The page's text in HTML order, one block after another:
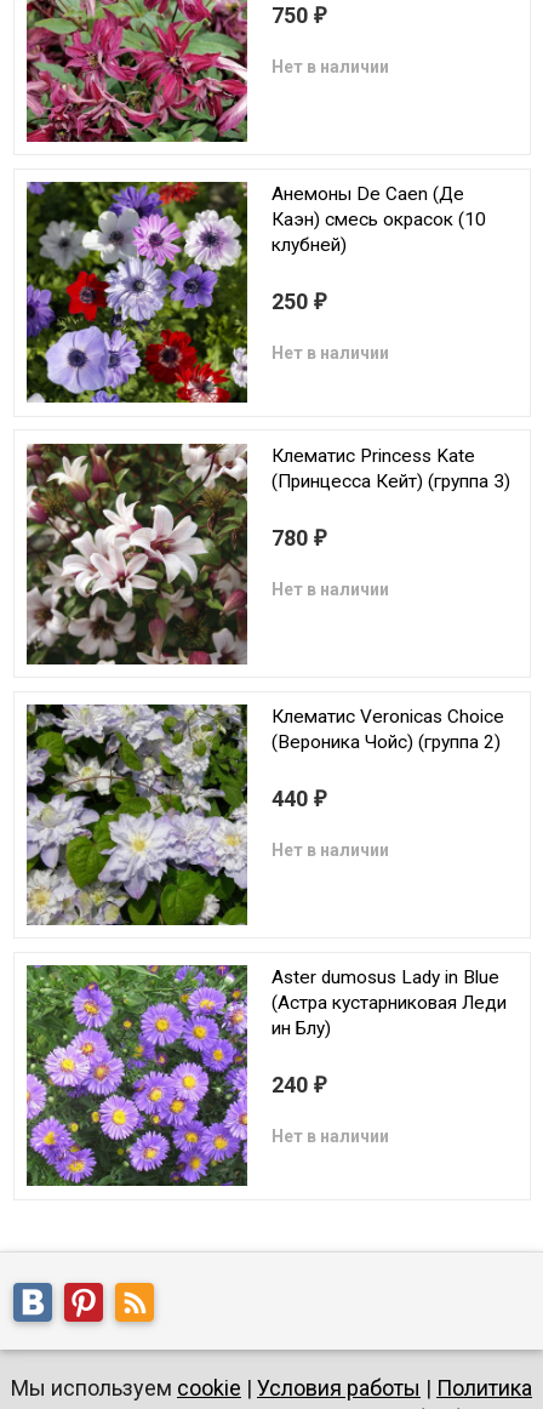
750 ₽
Нет в наличии
Анемоны De Caen (Де
Каэн) смесь окрасок (10
клубней)
250 ₽
Нет в наличии
Клематис Princess Kate
(Принцесса Кейт) (группа 3)
780 ₽
Нет в наличии
Клематис Veronicas Choice
(Вероника Чойс) (группа 2)
440 ₽
Нет в наличии
Aster dumosus Lady in Blue
(Астра кустарниковая Леди
ин Блу)
240 ₽
Нет в наличии
Мы используем cookie | Условия работы | Политика